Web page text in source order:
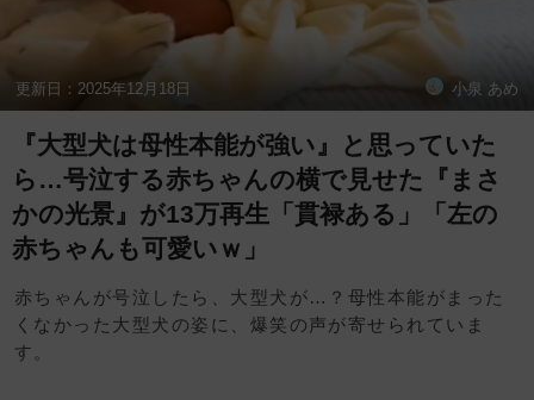
更新日： 2025年12月18日 小泉 あめ
『大型犬は母性本能が強い』と思っていた
ら…号泣する赤ちゃんの横で見せた『まさ
かの光景』が13万再生「貫禄ある」「左の
赤ちゃんも可愛いｗ」
赤ちゃんが号泣したら、大型犬が…？母性本能がまった
くなかった大型犬の姿に、爆笑の声が寄せられていま
す。